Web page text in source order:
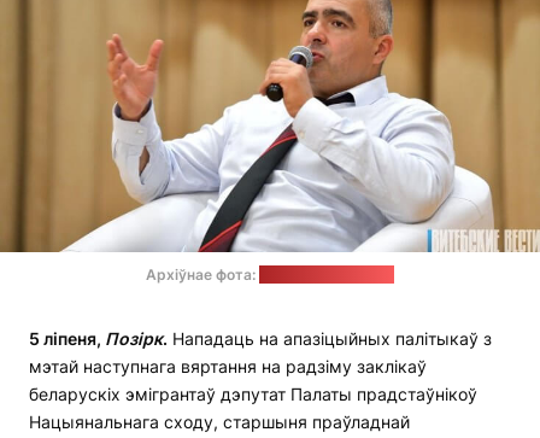
Архіўнае фота:
5 ліпеня, Позірк. Нападаць на апазіцыйных палітыкаў з
мэтай наступнага вяртання на радзіму заклікаў
беларускіх эмігрантаў дэпутат Палаты прадстаўнікоў
Нацыянальнага сходу, старшыня праўладнай